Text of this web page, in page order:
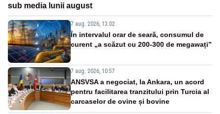
sub media lunii august
7 aug. 2026, 13:02
În intervalul orar de seară, consumul de
curent „a scăzut cu 200-300 de megawați”
7 aug. 2026, 10:57
ANSVSA a negociat, la Ankara, un acord
pentru facilitarea tranzitului prin Turcia al
carcaselor de ovine și bovine